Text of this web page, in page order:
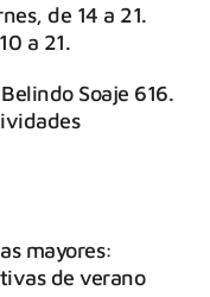
de 14 a 21.
a 21.
Belindo Soaje 616.
mayores:
de verano